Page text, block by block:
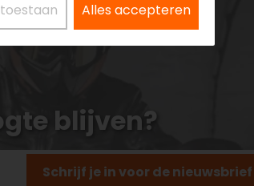
blijven?
Schrijf je in voor de nieuwsbrief
Alles accepteren